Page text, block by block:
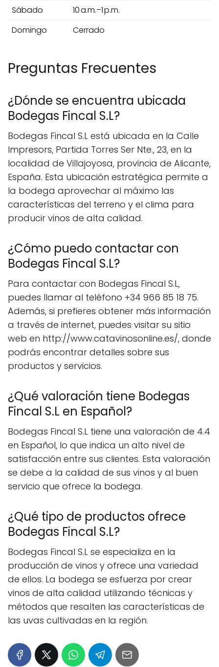
Sábado
10 a.m.–1 p.m.
Domingo
Cerrado
Preguntas Frecuentes
¿Dónde se encuentra ubicada
Bodegas Fincal S.L?
Bodegas Fincal S.L está ubicada en la Calle
Impresors, Partida Torres Ser Nte., 23, en la
localidad de Villajoyosa, provincia de Alicante,
España. Esta ubicación estratégica permite a
la bodega aprovechar al máximo las
características del terreno y el clima para
producir vinos de alta calidad.
¿Cómo puedo contactar con
Bodegas Fincal S.L?
Para contactar con Bodegas Fincal S.L,
puedes llamar al teléfono +34 966 85 18 75.
Además, si prefieres obtener más información
a través de internet, puedes visitar su sitio
web en http://www.catavinosonline.es/, donde
podrás encontrar detalles sobre sus
productos y servicios.
¿Qué valoración tiene Bodegas
Fincal S.L en Español?
Bodegas Fincal S.L tiene una valoración de 4.4
en Español, lo que indica un alto nivel de
satisfacción entre sus clientes. Esta valoración
se debe a la calidad de sus vinos y al buen
servicio que ofrece la bodega.
¿Qué tipo de productos ofrece
Bodegas Fincal S.L?
Bodegas Fincal S.L se especializa en la
producción de vinos y ofrece una variedad
de ellos. La bodega se esfuerza por crear
vinos de alta calidad utilizando técnicas y
métodos que resalten las características de
las uvas cultivadas en la región.